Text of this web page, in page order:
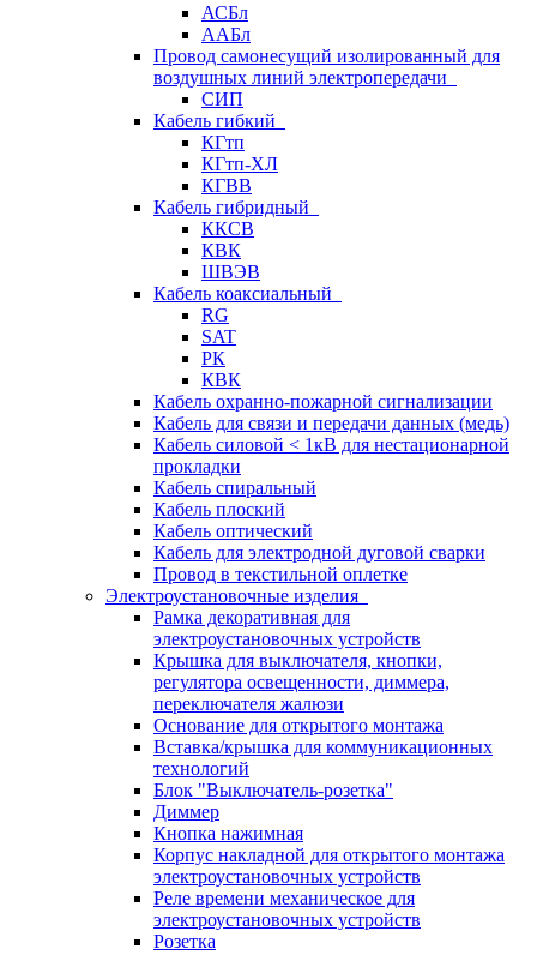
АСБл
ААБл
Провод самонесущий изолированный для
воздушных линий электропередачи
СИП
Кабель гибкий
КГтп
КГтп-ХЛ
КГВВ
Кабель гибридный
ККСВ
КВК
ШВЭВ
Кабель коаксиальный
RG
SAT
РК
КВК
Кабель охранно-пожарной сигнализации
Кабель для связи и передачи данных (медь)
Кабель силовой < 1кВ для нестационарной
прокладки
Кабель спиральный
Кабель плоский
Кабель оптический
Кабель для электродной дуговой сварки
Провод в текстильной оплетке
Электроустановочные изделия
Рамка декоративная для
электроустановочных устройств
Крышка для выключателя, кнопки,
регулятора освещенности, диммера,
переключателя жалюзи
Основание для открытого монтажа
Вставка/крышка для коммуникационных
технологий
Блок "Выключатель-розетка"
Диммер
Кнопка нажимная
Корпус накладной для открытого монтажа
электроустановочных устройств
Реле времени механическое для
электроустановочных устройств
Розетка